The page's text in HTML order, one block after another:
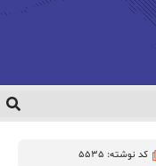
کد نوشته: 5535